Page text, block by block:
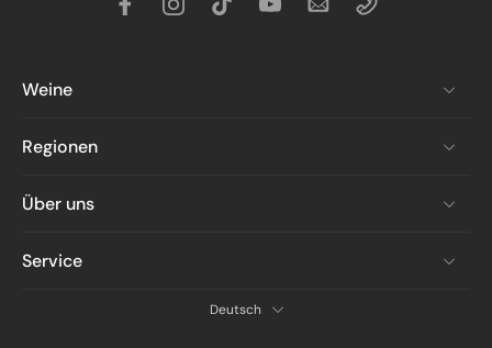
Weine
Regionen
Über uns
Service
Deutsch